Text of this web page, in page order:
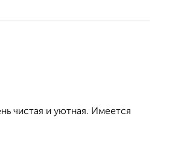
чистая и уютная. Имеется